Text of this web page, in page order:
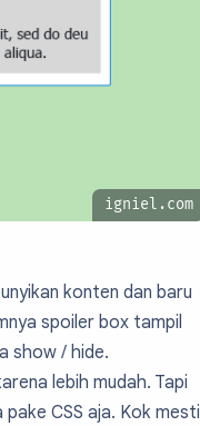
igniel.com
konten dan baru
spoiler box tampil
show / hide.
lebih mudah. Tapi
pake CSS aja. Kok mesti